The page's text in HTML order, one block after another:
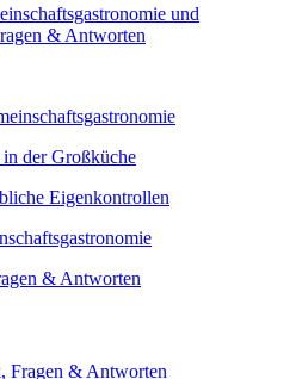
und
& Antworten
der Großküche
Eigenkontrollen
& Antworten
Fragen & Antworten